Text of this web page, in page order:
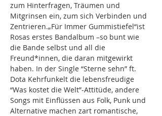
zum Hinterfragen, Träumen und
Mitgrinsen ein, zum sich Verbinden und
Zentrieren.„Für Immer Gummistiefel“ist
Rosas erstes Bandalbum –so bunt wie
die Bande selbst und all die
Freund*innen, die daran mitgewirkt
haben. In der Single “Sterne sehn” ft.
Dota Kehrfunkelt die lebensfreudige
“Was kostet die Welt”-Attitüde, andere
Songs mit Einflüssen aus Folk, Punk und
Alternative machen zart romantische,